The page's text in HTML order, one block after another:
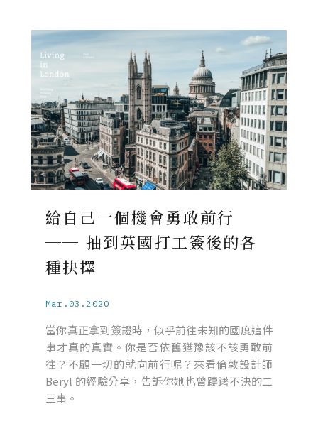
給自己一個機會勇敢前行
── 抽到英國打工簽後的各
種抉擇
Mar.03.2020
當你真正拿到簽證時，似乎前往未知的國度這件
事才真的真實。你是否依舊猶豫該不該勇敢前
往？不顧一切的就向前行呢？來看倫敦設計師
Beryl 的經驗分享，告訴你她也曾躊躇不決的二
三事。